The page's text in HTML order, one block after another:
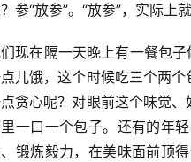
参“放参”。“放参”，实际上
现在隔一天晚上有一餐包
儿饿，这个时候吃三个两
贪心呢？对眼前这个味觉
一口一个包子。还有的年
锻炼毅力，在美味面前顶